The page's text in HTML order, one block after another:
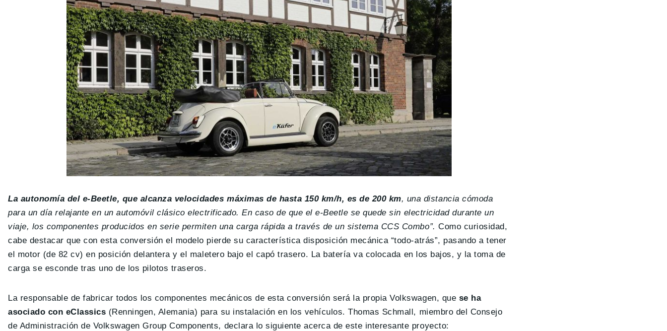
La autonomía del e-Beetle, que alcanza velocidades máximas de hasta 150 km/h, es de 200 km, una distancia cómoda
para un día relajante en un automóvil clásico electrificado. En caso de que el e-Beetle se quede sin electricidad durante un
viaje, los componentes producidos en serie permiten una carga rápida a través de un sistema CCS Combo”.Como curiosidad,
cabe destacar que con esta conversión el modelo pierde su característica disposición mecánica “todo-atrás”, pasando a tener
el motor (de 82 cv) en posición delantera y el maletero bajo el capó trasero. La batería va colocada en los bajos, y la toma de
carga se esconde tras uno de los pilotos traseros.
La responsable de fabricar todos los componentes mecánicos de esta conversión será la propia Volkswagen, que se ha
asociado con eClassics (Renningen, Alemania) para su instalación en los vehículos. Thomas Schmall, miembro del Consejo
de Administración de Volkswagen Group Components, declara lo siguiente acerca de este interesante proyecto: